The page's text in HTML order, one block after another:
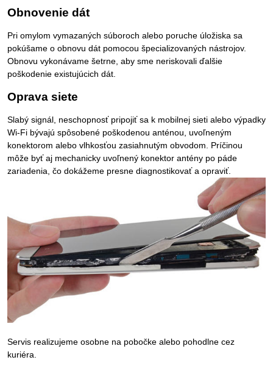
Obnovenie dát
Pri omylom vymazaných súboroch alebo poruche úložiska sa
pokúšame o obnovu dát pomocou špecializovaných nástrojov.
Obnovu vykonávame šetrne, aby sme neriskovali ďalšie
poškodenie existujúcich dát.
Oprava siete
Slabý signál, neschopnosť pripojiť sa k mobilnej sieti alebo výpadky
Wi-Fi bývajú spôsobené poškodenou anténou, uvoľneným
konektorom alebo vlhkosťou zasiahnutým obvodom. Príčinou
môže byť aj mechanicky uvoľnený konektor antény po páde
zariadenia, čo dokážeme presne diagnostikovať a opraviť.
Servis realizujeme osobne na pobočke alebo pohodlne cez
kuriéra.